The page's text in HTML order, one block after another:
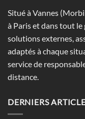
Situé à Vannes
à Paris et dans tout
solutions externes,
adaptés à chaque
service de
distance.
DERNIERS